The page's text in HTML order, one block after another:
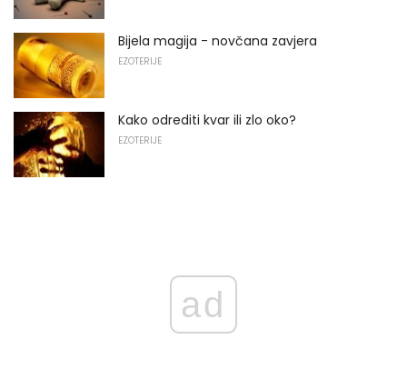
Bijela magija - novčana zavjera
EZOTERIJE
Kako odrediti kvar ili zlo oko?
EZOTERIJE
ad